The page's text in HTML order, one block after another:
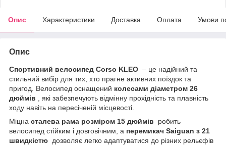
Опис Характеристики Доставка Оплата Умови
Опис
Спортивний велосипед Corso KLEO – це надійний та
стильний вибір для тих, хто прагне активних поїздок та
пригод. Велосипед оснащений колесами діаметром 26
дюймів , які забезпечують відмінну прохідність та плавність
ходу навіть на пересіченій місцевості.
Міцна сталева рама розміром 15 дюймів робить
велосипед стійким і довговічним, а перемикач Saiguan з 21
швидкістю дозволяє легко адаптуватися до різних рельєфів